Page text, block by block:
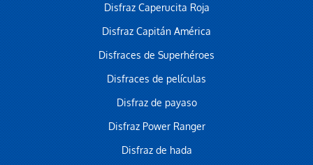
Disfraz Caperucita Roja
Disfraz Capitán América
Disfraces de Superhéroes
Disfraces de películas
Disfraz de payaso
Disfraz Power Ranger
Disfraz de hada